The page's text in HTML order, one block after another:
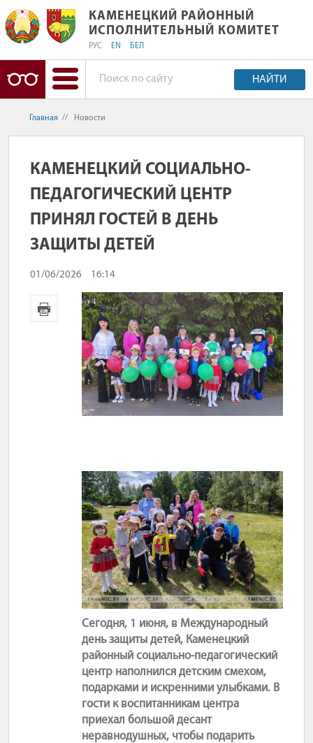
КАМЕНЕЦКИЙ РАЙОННЫЙ
КАМЕНЕЦКИЙ РАЙОННЫЙ
ИСПОЛНИТЕЛЬНЫЙ КОМИТЕТ
РУС EN БЕЛ
НАЙТИ
Главная // Новости
КАМЕНЕЦКИЙ СОЦИАЛЬНО-
ПЕДАГОГИЧЕСКИЙ ЦЕНТР
ПРИНЯЛ ГОСТЕЙ В ДЕНЬ
ЗАЩИТЫ ДЕТЕЙ
01/06/2026 16:14
Сегодня, 1 июня, в Международный
день защиты детей, Каменецкий
районный социально-педагогический
центр наполнился детским смехом,
подарками и искренними улыбками. В
гости к воспитанникам центра
приехал большой десант
неравнодушных, чтобы подарить